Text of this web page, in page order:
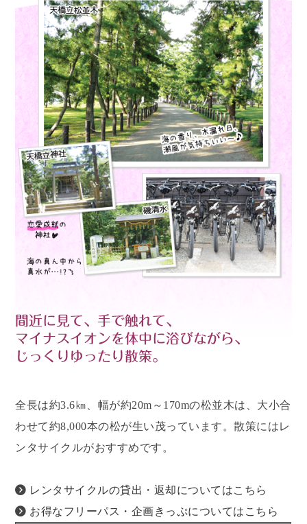
全長は約3.6㎞、幅が約20m～170mの松並木は、大小合
わせて約8,000本の松が生い茂っています。散策にはレ
ンタサイクルがおすすめです。
レンタサイクルの貸出・返却についてはこちら
お得なフリーパス・企画きっぷについてはこちら